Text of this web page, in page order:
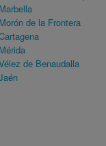
de la Frontera
de Benaudalla